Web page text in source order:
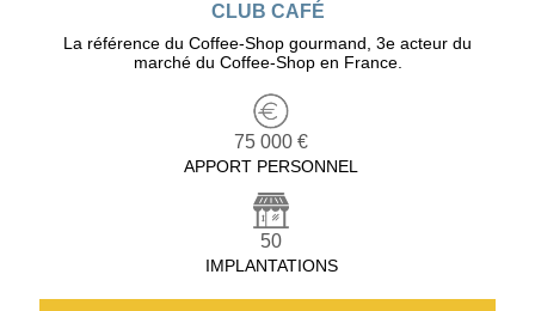
CLUB CAFÉ
La référence du Coffee-Shop gourmand, 3e acteur du
marché du Coffee-Shop en France.
75 000 €
APPORT PERSONNEL
50
IMPLANTATIONS